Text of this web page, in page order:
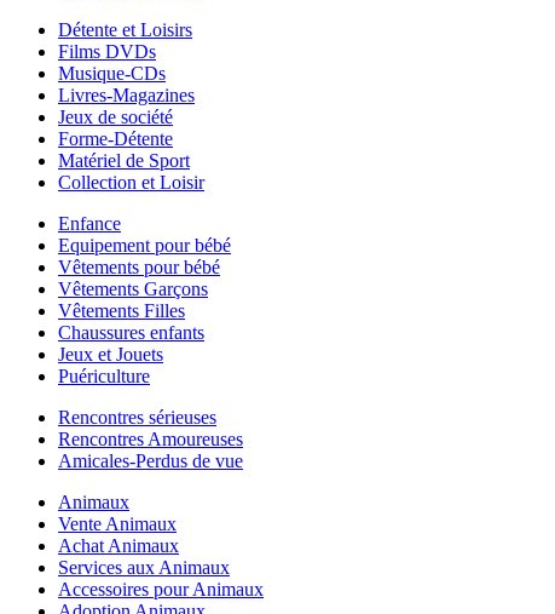
Détente et Loisirs
Films DVDs
Musique-CDs
Livres-Magazines
Jeux de société
Forme-Détente
Matériel de Sport
Collection et Loisir
Enfance
Equipement pour bébé
Vêtements pour bébé
Vêtements Garçons
Vêtements Filles
Chaussures enfants
Jeux et Jouets
Puériculture
Rencontres sérieuses
Rencontres Amoureuses
Amicales-Perdus de vue
Animaux
Vente Animaux
Achat Animaux
Services aux Animaux
Accessoires pour Animaux